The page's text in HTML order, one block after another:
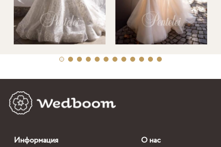
Информация
О нас